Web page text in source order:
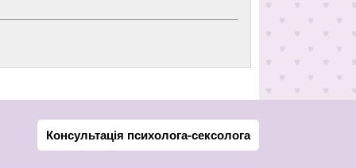
Консультація психолога-сексолога